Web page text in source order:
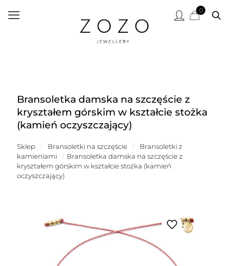
0
Bransoletka damska na szczęście z
kryształem górskim w kształcie stożka
(kamień oczyszczający)
Sklep / Bransoletki na szczęście /
Bransoletki z
kamieniami
/ Bransoletka damska na szczęście z
kryształem górskim w kształcie stożka (kamień
oczyszczający)